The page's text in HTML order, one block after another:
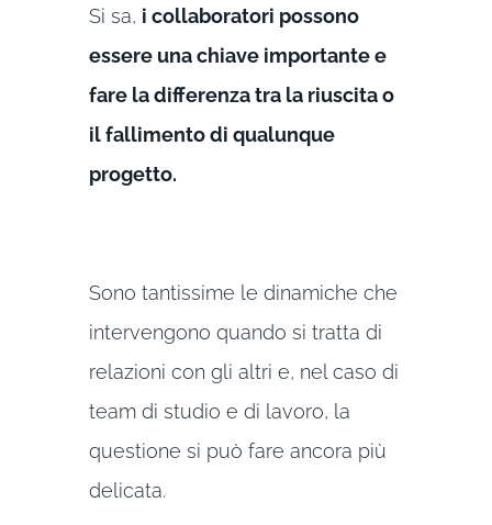
Si sa, i collaboratori possono
essere una chiave importante e
fare la differenza tra la riuscita o
il fallimento di qualunque
progetto.
Sono tantissime le dinamiche che
intervengono quando si tratta di
relazioni con gli altri e, nel caso di
team di studio e di lavoro, la
questione si può fare ancora più
delicata.